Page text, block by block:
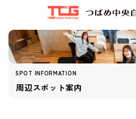
SPOT INFORMATION
周辺スポット案内